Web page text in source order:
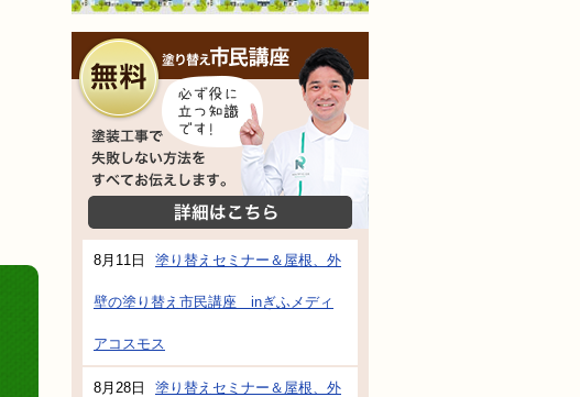
塗装工事で失敗しない方法をすべてお伝え
8月11日 塗り替えセミナー＆屋根、外
壁の塗り替え市民講座 inぎふメディ
アコスモス
8月28日 塗り替えセミナー＆屋根、外
塗装や防水・雨漏り補修のご相談・ご質問・無